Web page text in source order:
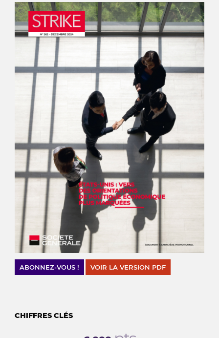
ABONNEZ-VOUS ! VOIR LA VERSION PDF
CHIFFRES CLÉS